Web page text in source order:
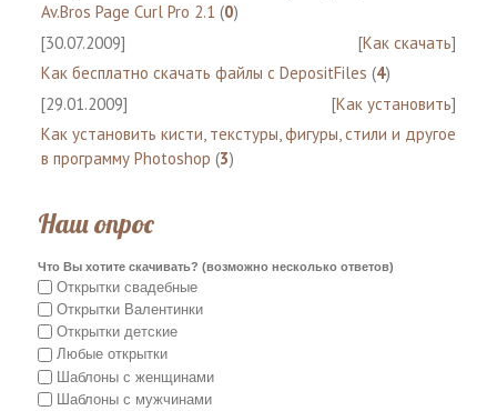
Av.Bros Page Curl Pro 2.1 (0)
[30.07.2009]
[Как скачать]
Как бесплатно скачать файлы с DepositFiles (4)
[29.01.2009]
[Как установить]
Как установить кисти, текстуры, фигуры, стили и другое
в программу Photoshop (3)
Наш опрос
Что Вы хотите скачивать? (возможно несколько ответов)
Открытки свадебные
Открытки Валентинки
Открытки детские
Любые открытки
Шаблоны с женщинами
Шаблоны с мужчинами